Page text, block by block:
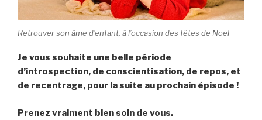
Retrouver son âme d’enfant, à l’occasion des fêtes de Noël
Je vous souhaite une belle période
d’introspection, de conscientisation, de repos, et
de recentrage, pour la suite au prochain épisode !
Prenez vraiment bien soin de vous.